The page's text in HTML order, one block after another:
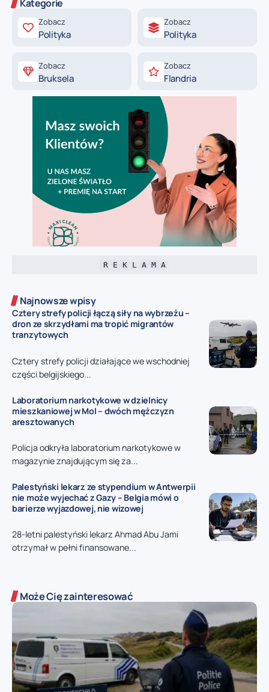
Kategorie
Zobacz
Polityka
Zobacz
Polityka
Zobacz
Bruksela
Zobacz
Flandria
R E K L A M A
Najnowsze wpisy
Cztery strefy policji łączą siły na wybrzeżu –
dron ze skrzydłami ma tropić migrantów
tranzytowych
Cztery strefy policji działające we wschodniej
części belgijskiego...
Laboratorium narkotykowe w dzielnicy
mieszkaniowej w Mol – dwóch mężczyzn
aresztowanych
Policja odkryła laboratorium narkotykowe w
magazynie znajdującym się za...
Palestyński lekarz ze stypendium w Antwerpii
nie może wyjechać z Gazy – Belgia mówi o
barierze wyjazdowej, nie wizowej
28-letni palestyński lekarz Ahmad Abu Jami
otrzymał w pełni finansowane...
Może Cię zainteresować